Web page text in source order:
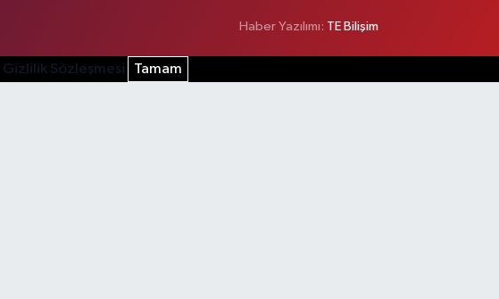
Haber Yazılımı: TE Bilişim
Gizlilik Sözleşmesi Tamam